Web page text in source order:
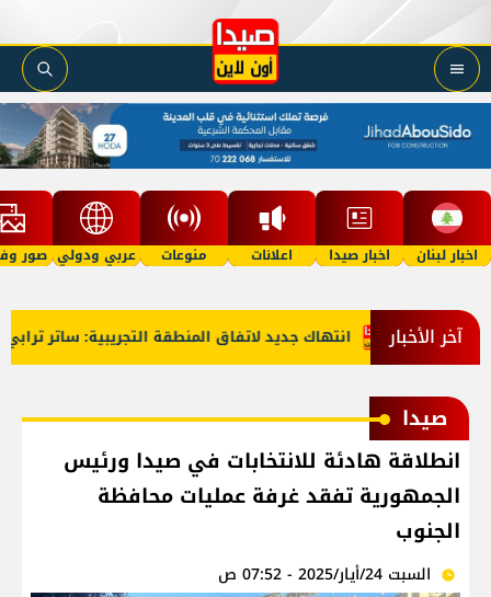
اخبار لبنان اخبار صيدا اعلانات منوعات عربي ودولي صور
آخر الأخبارانتهاك جديد لاتفاق المنطقة التجريبية: ساتر ترابي جديد
صيدا
انطلاقة هادئة للانتخابات في صيدا ورئيس
الجمهورية تفقد غرفة عمليات محافظة
الجنوب
السبت 24/أيار/2025 - 07:52 ص